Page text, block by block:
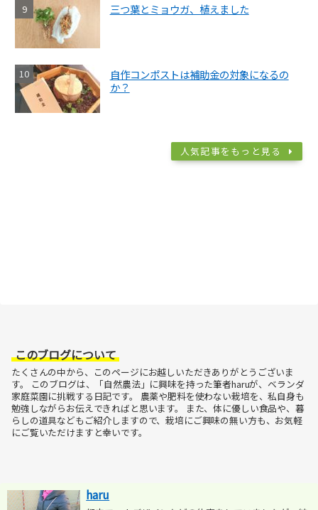
三つ葉とミョウガ、植えました
自作コンポストは補助金の対象になるの
か？
人気記事をもっと見る
このブログについて
たくさんの中から、このページにお越しいただきありがとうございま
す。
このブログは、「自然農法」に興味を持った筆者haruが、ベランダ
家庭菜園に挑戦する日記です。
農薬や肥料を使わない栽培を、私自身も
勉強しながらお伝えできればと思います。
また、体に優しい食品や、暮
らしの道具などもご紹介しますので、栽培にご興味の無い方も、お気軽
にご覧いただけますと幸いです。
haru